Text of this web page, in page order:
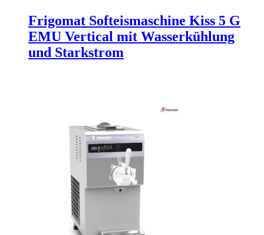
Frigomat Softeismaschine Kiss 5 G
EMU Vertical mit Wasserkühlung
und Starkstrom